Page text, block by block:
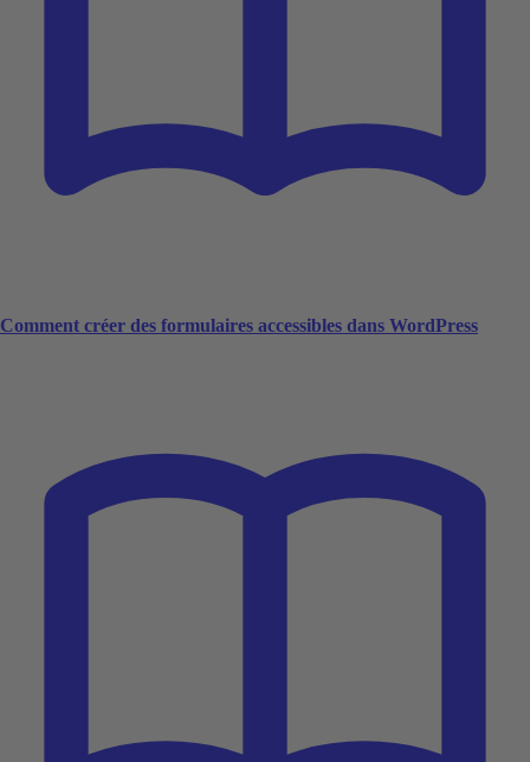
Comment créer des formulaires accessibles dans WordPress